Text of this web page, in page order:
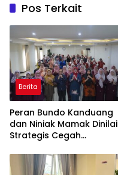
Pos Terkait
Berita
Peran Bundo Kanduang
dan Niniak Mamak Dinilai
Strategis Cegah